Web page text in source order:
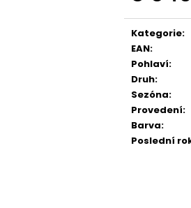
cena:
Kategorie:
EAN:
Pohlaví:
Druh:
Sezóna:
Provedení:
Barva:
Poslední